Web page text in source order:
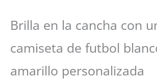
cantidad
Brilla en la cancha con
camiseta de futbol
amarillo personalizada